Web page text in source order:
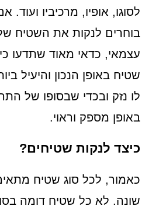
לסוגו, אופיו, מרכיביו
בוחרים לנקות את השטיח
עצמאי, כדאי מאוד שתדעו
שטיח באופן הנכון והיעיל
לו נזק ובכדי שבסופו של
באופן מספק וראוי.
כיצד לנקות שטיחים?
כאמור, לכל סוג שטיח
שונה. לא כל שטיח דומה